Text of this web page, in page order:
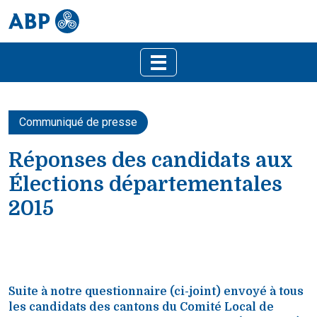
Communiqué de presse
Réponses des candidats aux
Élections départementales
2015
Suite à notre questionnaire (ci-joint) envoyé à tous
les candidats des cantons du Comité Local de